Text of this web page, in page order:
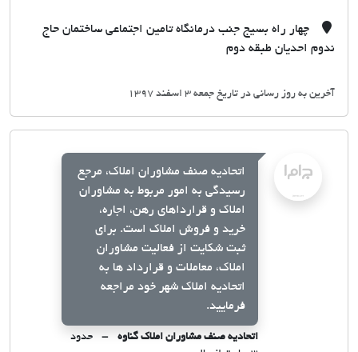
چهار راه بسیج جنب درمانگاه تامین اجتماعی ساختمان حاج
ندوم احدیان طبقه دوم
آخرین به روز رسانی در تاریخ جمعه 3 اسفند 1397
اتحادیه صنف مشاوران املاک، مرجع
رسیدگی به امور مربوط به مشاوران
املاک و قرارداهای رهن، اجاره،
خرید و فروش املاک است. برای
ثبت شکایت از فعالیت مشاوران
املاک، معاملات و قرارداد ها به
اتحادیه املاک شهر خود مراجعه
فرمایید.
اتحادیه صنف مشاوران املاک گناوه
حدود